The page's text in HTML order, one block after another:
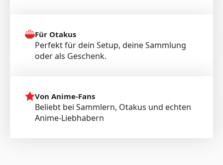
Für Otakus
Perfekt für dein Setup, deine Sammlung
oder als Geschenk.
Von Anime-Fans
Beliebt bei Sammlern, Otakus und echten
Anime-Liebhabern